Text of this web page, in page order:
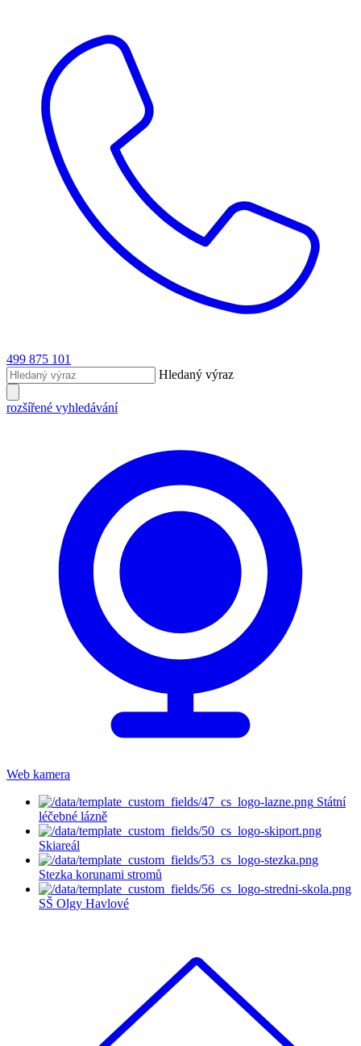
499 875 101
Hledaný výraz
rozšířené vyhledávání
Web kamera
Státní
léčebné lázně
Skiareál
Stezka korunami stromů
SŠ Olgy Havlové